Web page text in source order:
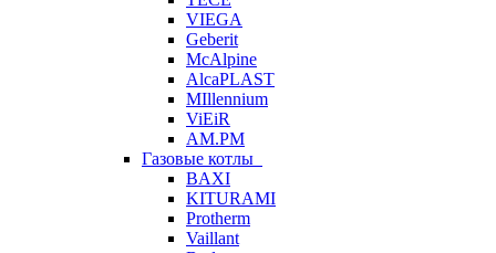
VIEGA
Geberit
McAlpine
AlcaPLAST
MIllennium
ViEiR
AM.PM
Газовые котлы
BAXI
KITURAMI
Protherm
Vaillant